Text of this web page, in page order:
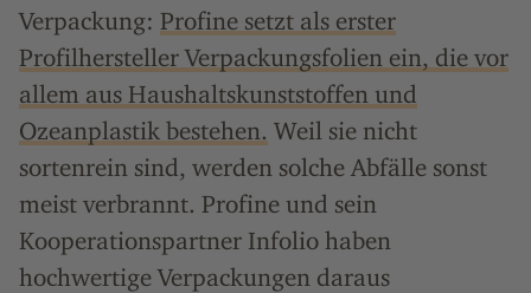
Verpackung: Profine setzt als erster
Profilhersteller Verpackungsfolien ein, die vor
allem aus Haushaltskunststoffen und
Ozeanplastik bestehen. Weil sie nicht
sortenrein sind, werden solche Abfälle sonst
meist verbrannt. Profine und sein
Kooperationspartner Infolio haben
hochwertige Verpackungen daraus